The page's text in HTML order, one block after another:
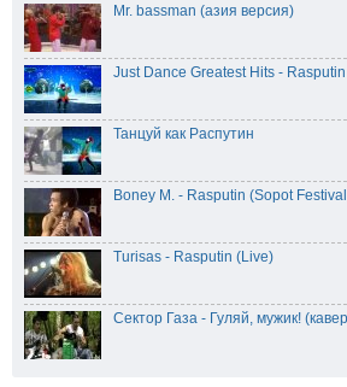
Mr. bassman (азия версия)
Just Dance Greatest Hits -
Танцуй как Распутин
Boney M. - Rasputin (Sopot
Turisas - Rasputin (Live)
Сектор Газа - Гуляй, мужик!